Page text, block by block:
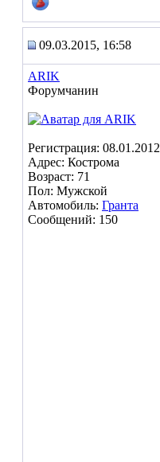
09.03.2015, 16:58
ARIK
Форумчанин
Регистрация: 08.01.2012
Адрес: Кострома
Возраст: 71
Пол: Мужской
Автомобиль: Гранта
Сообщений: 150